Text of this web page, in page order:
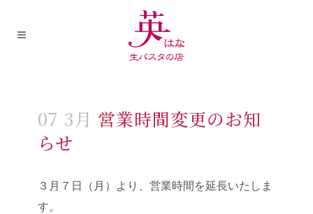
07 3月 営業時間変更のお知
らせ
３月７日（月）より、営業時間を延長いたしま
す。